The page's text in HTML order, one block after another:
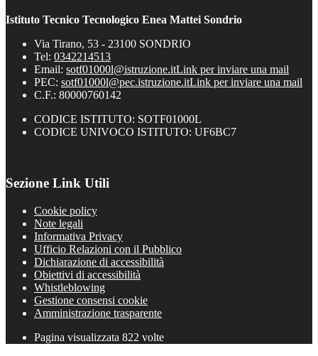
Istituto Tecnico Tecnologico Enea Mattei Sondrio
Via Tirano, 53 - 23100 SONDRIO
Tel: 0342214513
Email: sotf01000l@istruzione.itLink per inviare una mail
PEC: sotf01000l@pec.istruzione.itLink per inviare una mail
C.F.: 80000760142
CODICE ISTITUTO: SOTF01000L
CODICE UNIVOCO ISTITUTO: UF6BC7
Sezione Link Utili
Cookie policy
Note legali
Informativa Privacy
Ufficio Relazioni con il Pubblico
Dichiarazione di accessibilità
Obiettivi di accessibilità
Whistleblowing
Gestione consensi cookie
Amministrazione trasparente
Pagina visualizzata 822 volte